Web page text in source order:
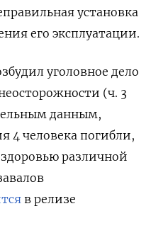
установка
его эксплуатации.
уголовное дело
(ч. 3
данным,
4 человека погибли,
различной
в релизе